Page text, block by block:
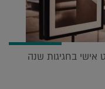
אישי בחגיגות שנה